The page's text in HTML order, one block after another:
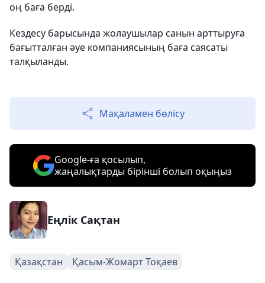
оң баға берді.
Кездесу барысында жолаушылар санын арттыруға
бағытталған әуе компаниясының баға саясаты
талқыланды.
Мақаламен бөлісу
Google-ға қосылып,
жаңалықтарды бірінші болып оқыңыз
Еңлік Сақтан
Қазақстан Қасым-Жомарт Тоқаев